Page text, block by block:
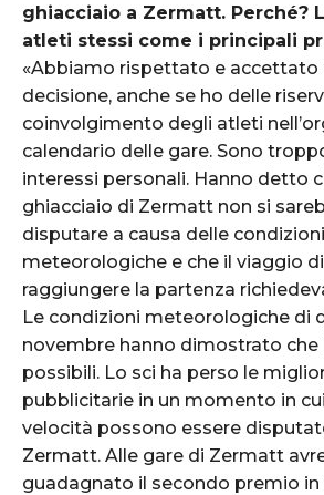
ghiacciaio a Zermatt. Perché?
atleti stessi come i principali
«Abbiamo rispettato e accettato
decisione, anche se ho delle
coinvolgimento degli atleti
calendario delle gare. Sono
interessi personali. Hanno detto
ghiacciaio di Zermatt non si
disputare a causa delle condizioni
meteorologiche e che il viaggio di
raggiungere la partenza
Le condizioni meteorologiche di
novembre hanno dimostrato che
possibili. Lo sci ha perso le
pubblicitarie in un momento in
velocità possono essere
Zermatt. Alle gare di Zermatt
guadagnato il secondo premio